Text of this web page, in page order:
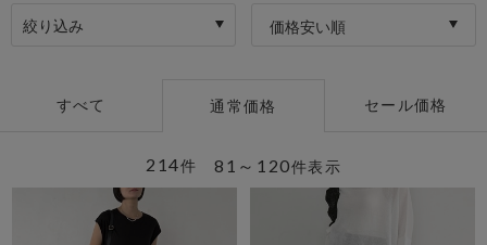
絞り込み 価格安い順
すべて 通常価格 セール価格
81～120件表示
214件